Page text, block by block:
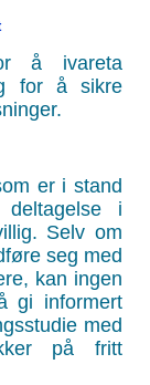
å ivareta
for å sikre
er i stand
i
Selv om
seg med
kan ingen
gi informert
med
på fritt